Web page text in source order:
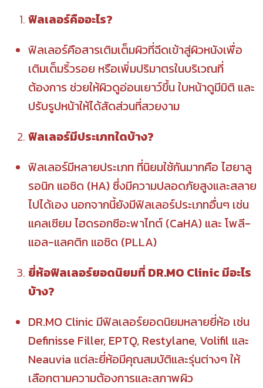
ฟิลเลอร์คืออะไร?
ฟิลเลอร์คือสารเติมเต็มผิวที่ฉีดเข้าสู่ผิวหนังเพื่อ
เติมเต็มริ้วรอย หรือเพิ่มปริมาตรในบริเวณที่
ต้องการ ช่วยให้ผิวดูอ่อนเยาว์ขึ้น ใบหน้าดูมีมิติ และ
ปรับรูปหน้าให้ได้สัดส่วนที่สวยงาม
ฟิลเลอร์มีประเภทใดบ้าง?
ฟิลเลอร์มีหลายประเภท ที่นิยมใช้กันมากคือ ไฮยาลู
รอนิก แอซิด (HA) ซึ่งมีความปลอดภัยสูงและสลาย
ไปได้เอง นอกจากนี้ยังมีฟิลเลอร์ประเภทอื่นๆ เช่น
แคลเซียม ไฮดรอกซีอะพาไทต์ (CaHA) และ โพลี-
แอล-แลคติก แอซิด (PLLA)
ยี่ห้อฟิลเลอร์ยอดนิยมที่ DR.MO Clinic มีอะไร
บ้าง?
DR.MO Clinic มีฟิลเลอร์ยอดนิยมหลายยี่ห้อ เช่น
Definisse Filler, EPTQ, Restylane, Volifil และ
Neauvia แต่ละยี่ห้อมีคุณสมบัติและรุ่นต่างๆ ให้
เลือกตามความต้องการและสภาพผิว